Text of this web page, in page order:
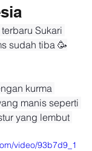
Sukari
sudah tiba 🥳
kurma
manis seperti
yang lembut
video/93b7d9_1